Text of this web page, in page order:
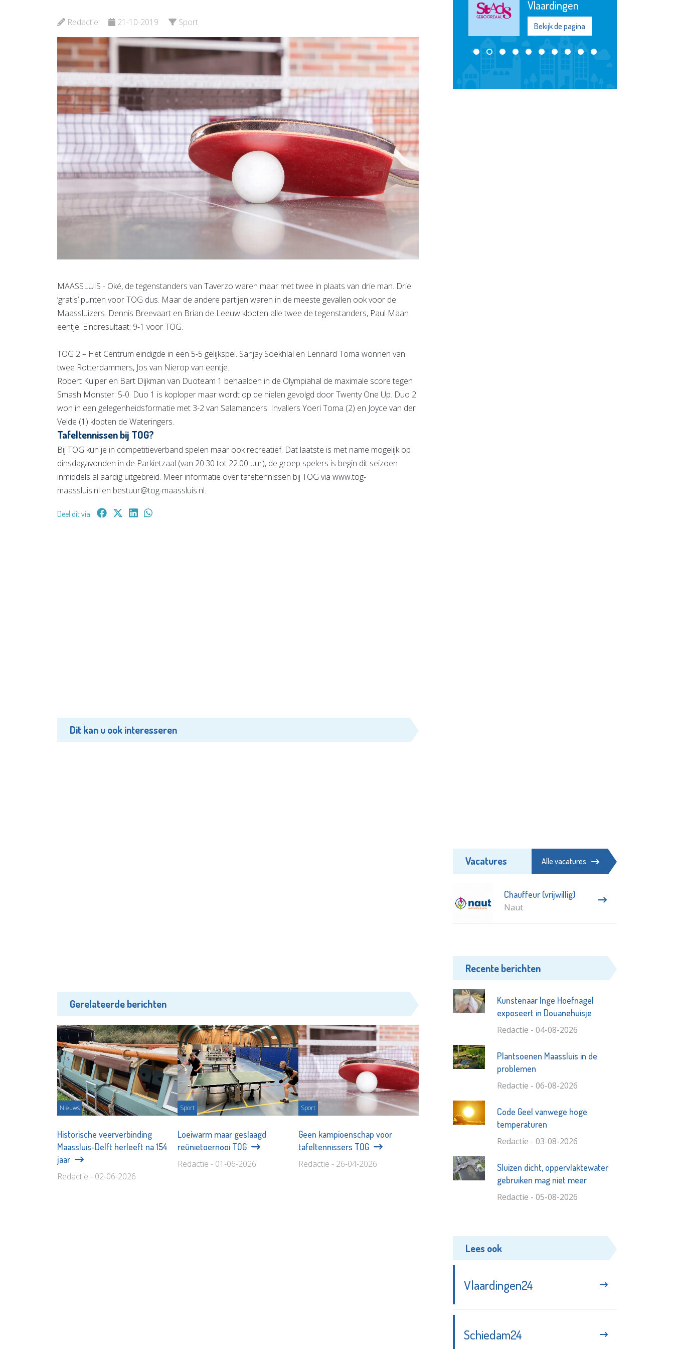
Redactie 21-10-2019 Sport
MAASSLUIS - Oké, de tegenstanders van Taverzo waren maar met twee in plaats van drie man. Drie
‘gratis’ punten voor TOG dus. Maar de andere partijen waren in de meeste gevallen ook voor de
Maassluizers. Dennis Breevaart en Brian de Leeuw klopten alle twee de tegenstanders, Paul Maan
eentje. Eindresultaat: 9-1 voor TOG.
TOG 2 – Het Centrum eindigde in een 5-5 gelijkspel. Sanjay Soekhlal en Lennard Toma wonnen van
twee Rotterdammers, Jos van Nierop van eentje.
Robert Kuiper en Bart Dijkman van Duoteam 1 behaalden in de Olympiahal de maximale score tegen
Smash Monster: 5-0. Duo 1 is koploper maar wordt op de hielen gevolgd door Twenty One Up. Duo 2
won in een gelegenheidsformatie met 3-2 van Salamanders. Invallers Yoeri Toma (2) en Joyce van der
Velde (1) klopten de Wateringers.
Tafeltennissen bij TOG?
Bij TOG kun je in competitieverband spelen maar ook recreatief. Dat laatste is met name mogelijk op
dinsdagavonden in de Parkietzaal (van 20.30 tot 22.00 uur), de groep spelers is begin dit seizoen
inmiddels al aardig uitgebreid. Meer informatie over tafeltennissen bij TOG via www.tog-
maassluis.nl en bestuur@tog-maassluis.nl.
Deel dit via:
Dit kan u ook interesseren
Gerelateerde berichten
Nieuws
Historische veerverbinding
Maassluis-Delft herleeft na 154
jaar
Redactie - 02-06-2026
Sport
Loeiwarm maar geslaagd
reünietoernooi TOG
Redactie - 01-06-2026
Sport
Geen kampioenschap voor
tafeltennissers TOG
Redactie - 26-04-2026
Bekijk de pagina
Bekijk de pagina
Bekijk de pagina
Vacatures Alle vacatures
Chauffeur (vrijwillig)
Naut
Recente berichten
Kunstenaar Inge Hoefnagel
exposeert in Douanehuisje
Redactie - 04-08-2026
Plantsoenen Maassluis in de
problemen
Redactie - 06-08-2026
Code Geel vanwege hoge
temperaturen
Redactie - 03-08-2026
Sluizen dicht, oppervlaktewater
gebruiken mag niet meer
Redactie - 05-08-2026
Lees ook
Vlaardingen24
Schiedam24